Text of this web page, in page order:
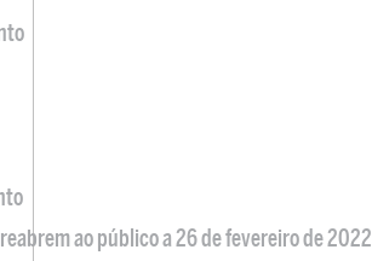
ao público a 26 de fevereiro de 2022